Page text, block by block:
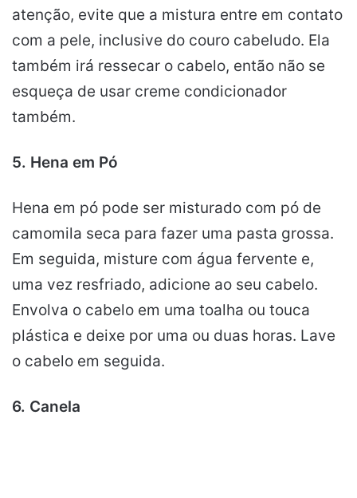
atenção, evite que a mistura entre em contato
com a pele, inclusive do couro cabeludo. Ela
também irá ressecar o cabelo, então não se
esqueça de usar creme condicionador
também.
5. Hena em Pó
Hena em pó pode ser misturado com pó de
camomila seca para fazer uma pasta grossa.
Em seguida, misture com água fervente e,
uma vez resfriado, adicione ao seu cabelo.
Envolva o cabelo em uma toalha ou touca
plástica e deixe por uma ou duas horas. Lave
o cabelo em seguida.
6. Canela